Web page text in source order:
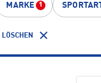
MARKE 1